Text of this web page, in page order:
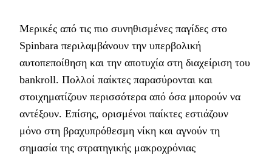
Μερικές από τις πιο συνηθισμένες παγίδες στο
Spinbara περιλαμβάνουν την υπερβολική
αυτοπεποίθηση και την αποτυχία στη διαχείριση του
bankroll. Πολλοί παίκτες παρασύρονται και
στοιχηματίζουν περισσότερα από όσα μπορούν να
αντέξουν. Επίσης, ορισμένοι παίκτες εστιάζουν
μόνο στη βραχυπρόθεσμη νίκη και αγνούν τη
σημασία της στρατηγικής μακροχρόνιας